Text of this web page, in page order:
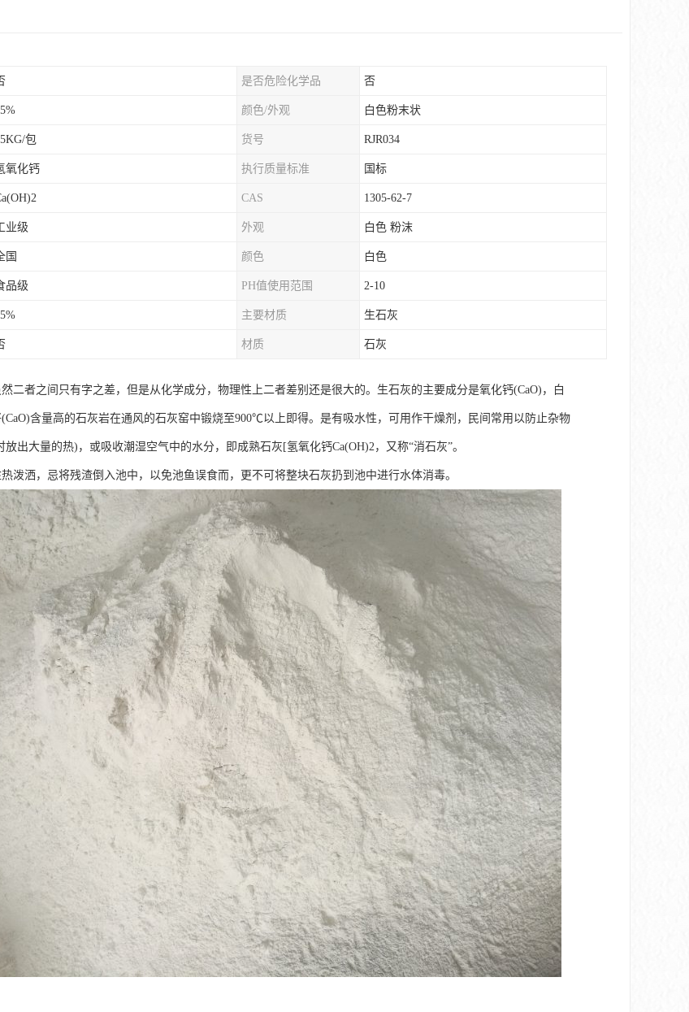
是否危险化学品 否
颜色/外观 白色粉末状
包 货号 RJR034
氧化钙 执行质量标准 国标
CAS 1305-62-7
业级 外观 白色 粉沫
国 颜色 白色
品级 PH值使用范围 2-10
主要材质 生石灰
材质 石灰
二者之间只有字之差，但是从化学成分，物理性上二者差别还是很大的。生石灰的主要成分是氧化钙(CaO)，白
含量高的石灰岩在通风的石灰窑中锻烧至900℃以上即得。是有吸水性，可用作干燥剂，民间常用以防止杂物
放出大量的热)，或吸收潮湿空气中的水分，即成熟石灰[氢氧化钙Ca(OH)2，又称“消石灰”。
泼洒，忌将残渣倒入池中，以免池鱼误食而，更不可将整块石灰扔到池中进行水体消毒。